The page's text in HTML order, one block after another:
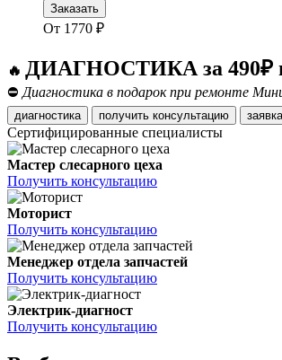
Заказать
От 1770 ₽
🔥 ДИАГНОСТИКА за 490₽
⛔ Диагностика в подарок при ремонте
диагностика получить консультацию
Сертифицированные специалисты
Мастер слесарного цеха
Получить консультацию
Моторист
Получить консультацию
Менеджер отдела запчастей
Получить консультацию
Электрик-диагност
Получить консультацию